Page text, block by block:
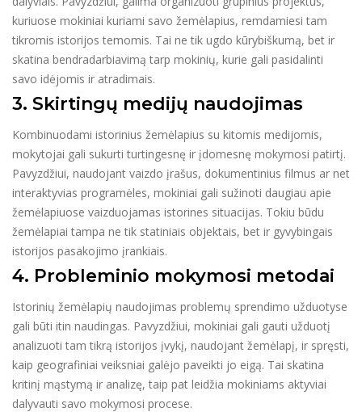
kuriuose mokiniai kuriami savo žemėlapius, remdamiesi tam
tikromis istorijos temomis. Tai ne tik ugdo kūrybiškumą, bet ir
skatina bendradarbiavimą tarp mokinių, kurie gali pasidalinti
savo idėjomis ir atradimais.
3. Skirtingų medijų naudojimas
Kombinuodami istorinius žemėlapius su kitomis medijomis,
mokytojai gali sukurti turtingesnę ir įdomesnę mokymosi patirtį.
Pavyzdžiui, naudojant vaizdo įrašus, dokumentinius filmus ar net
interaktyvias programėles, mokiniai gali sužinoti daugiau apie
žemėlapiuose vaizduojamas istorines situacijas. Tokiu būdu
žemėlapiai tampa ne tik statiniais objektais, bet ir gyvybingais
istorijos pasakojimo įrankiais.
4. Probleminio mokymosi metodai
Istorinių žemėlapių naudojimas problemų sprendimo užduotyse
gali būti itin naudingas. Pavyzdžiui, mokiniai gali gauti užduotį
analizuoti tam tikrą istorijos įvykį, naudojant žemėlapį, ir spręsti,
kaip geografiniai veiksniai galėjo paveikti jo eigą. Tai skatina
kritinį mąstymą ir analizę, taip pat leidžia mokiniams aktyviai
dalyvauti savo mokymosi procese.